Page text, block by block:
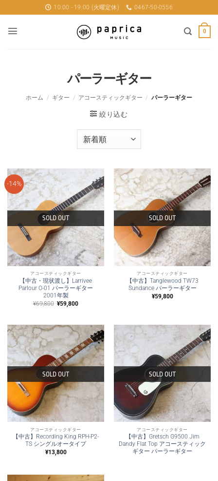
to
content
10:00 - 19:00 (火曜定休) 0467-50-0556
0
パーラーギター
ホーム / ギター / アコースティックギター / パーラーギター
絞り込む
-14%
SOLD OUT
アコースティックギター
【中古・現状渡し】Larrivee
Parlour O-01 パーラーギター
2001年製
¥69,800 元
は
¥69,800
で
た。
¥59,800現
格
は
¥59,800
で
す。
SOLD OUT
アコースティックギター
【中古】Tanglewood TW73
Sundance パーラーギター
¥59,800
SOLD OUT
アコースティックギター
【中古】Recording King RPH-P2-
TS シングルオータイプ
¥13,800
SOLD OUT
アコースティックギター
【中古】Gretsch G9500 Jim
Dandy Flat Top アコースティック
ギター パーラーギター